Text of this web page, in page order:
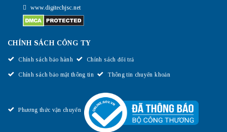
www.digitechjsc.net
CHÍNH SÁCH CÔNG TY
Chính sách bảo hành Chính sách đổi trả
Chính sách bảo mật thông tin Thông tin chuyển khoản
Phương thức vận chuyển